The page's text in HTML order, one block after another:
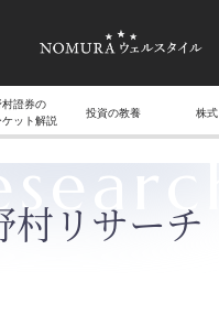
村證券の
ケット解説
投資の教養 株式
村リサーチ